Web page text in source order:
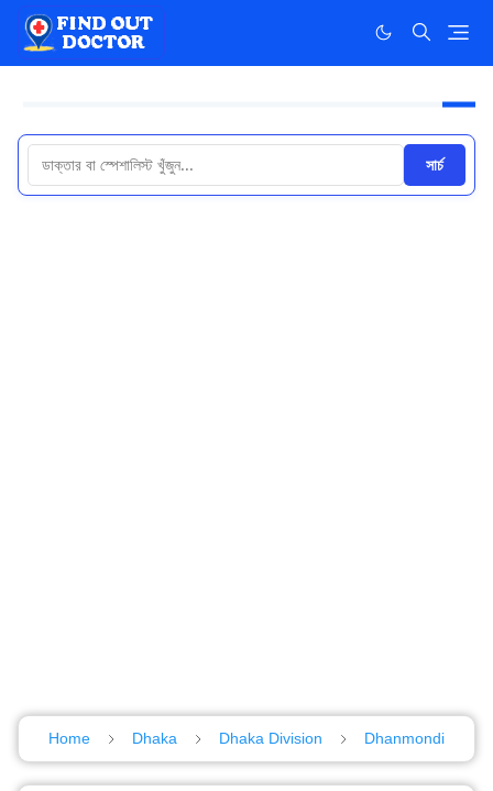
সার্চ
Home Dhaka Dhaka Division Dhanmondi